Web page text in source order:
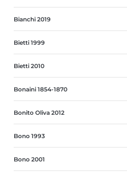
Bianchi 2019
Bietti 1999
Bietti 2010
Bonaini 1854-1870
Bonito Oliva 2012
Bono 1993
Bono 2001